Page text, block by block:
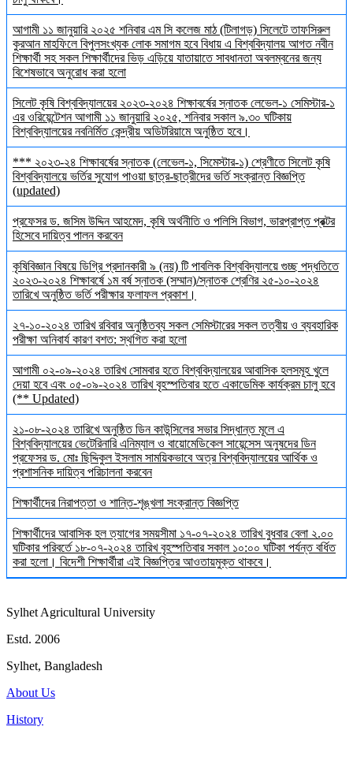
আগামী ১১ জানুয়ারি ২০২৫ শনিবার এম সি কলেজ মাঠ (টিলাগড়) সিলেটে তাফসিরুল
কুরআন মাহফিলে বিপুলসংখ্যক লোক সমাগম হবে বিধায় এ বিশ্ববিদ্যালয় আগত নবীন
শিক্ষার্থী সহ সকল শিক্ষার্থীদের ভিড় এড়িয়ে যাতায়াতে সাবধানতা অবলম্বনের জন্য
বিশেষভাবে অনুরোধ করা হলো
সিলেট কৃষি বিশ্ববিদ্যালয়ের ২০২৩-২০২৪ শিক্ষাবর্ষের স্নাতক লেভেল-১ সেমিস্টার-১
এর ওরিয়েন্টেশন আগামী ১১ জানুয়ারি ২০২৫, শনিবার সকাল ৯.৩০ ঘটিকায়
বিশ্ববিদ্যালয়ের নবনির্মিত কেন্দ্রীয় অডিটরিয়ামে অনুষ্ঠিত হবে।
*** ২০২৩-২৪ শিক্ষাবর্ষের স্নাতক (লেভেল-১, সিমেস্টার-১) শ্রেণীতে সিলেট কৃষি
বিশ্ববিদ্যালয়ে ভর্তির সুযোগ পাওয়া ছাত্র-ছাত্রীদের ভর্তি সংক্রান্ত বিজ্ঞপ্তি
(updated)
প্রফেসর ড. জসিম উদ্দিন আহমেদ, কৃষি অর্থনীতি ও পলিসি বিভাগ, ভারপ্রাপ্ত প্রক্টর
হিসেবে দায়িত্ব পালন করবেন
কৃষিবিজ্ঞান বিষয়ে ডিগ্রি প্রদানকারী ৯ (নয়) টি পাবলিক বিশ্ববিদ্যালয়ে গুচ্ছ পদ্ধতিতে
২০২৩-২০২৪ শিক্ষাবর্ষে ১ম বর্ষ স্নাতক (সম্মান)/স্নাতক শ্রেণির ২৫-১০-২০২৪
তারিখে অনুষ্ঠিত ভর্তি পরীক্ষার ফলাফল প্রকাশ।
২৭-১০-২০২৪ তারিখ রবিবার অনুষ্ঠিতব্য সকল সেমিস্টারের সকল তত্বীয় ও ব্যবহারিক
পরীক্ষা অনিবার্য কারণ বশত: স্থগিত করা হলো
আগামী ০২-০৯-২০২৪ তারিখ সোমবার হতে বিশ্ববিদ্যালয়ের আবাসিক হলসমূহ খুলে
দেয়া হবে এবং ০৫-০৯-২০২৪ তারিখ বৃহস্পতিবার হতে একাডেমিক কার্যক্রম চালু হবে
(** Updated)
২১-০৮-২০২৪ তারিখে অনুষ্ঠিত ডিন কাউন্সিলের সভার সিদ্ধান্ত মূলে এ
বিশ্ববিদ্যালয়ের ভেটেরিনারি এনিম্যাল ও বায়োমেডিকেল সায়েন্সেস অনুষদের ডিন
প্রফেসর ড. মোঃ ছিদ্দিকুল ইসলাম সাময়িকভাবে অত্র বিশ্ববিদ্যালয়ের আর্থিক ও
প্রশাসনিক দায়িত্ব পরিচালনা করবেন
শিক্ষার্থীদের নিরাপত্তা ও শান্তি-শৃঙ্খলা সংক্রান্ত বিজ্ঞপ্তি
শিক্ষার্থীদের আবাসিক হল ত্যাগের সময়সীমা ১৭-০৭-২০২৪ তারিখ বুধবার বেলা ২.০০
ঘটিকার পরিবর্তে ১৮-০৭-২০২৪ তারিখ বৃহস্পতিবার সকাল ১০:০০ ঘটিকা পর্যন্ত বর্ধিত
করা হলো। বিদেশী শিক্ষার্থীরা এই বিজ্ঞপ্তির আওতায়মুক্ত থাকবে।
Sylhet Agricultural University
Estd. 2006
Sylhet, Bangladesh
About Us
History